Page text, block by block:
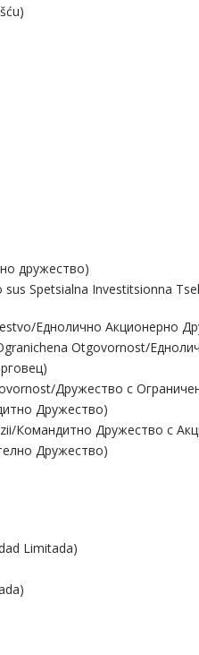
дружество)
Spetsialna Investitsionna
Еднолично Акционерно
Otgovornost/
Дружество с
Дружество)
Командитно Дружество с
Дружество)
Limitada)